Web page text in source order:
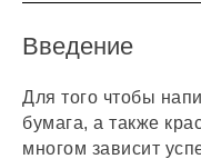
Введение
Для того чтобы
бумага, а также
многом зависит